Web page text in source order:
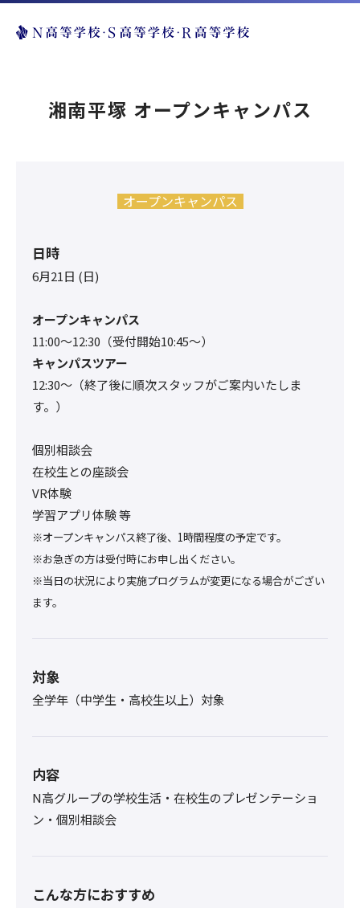
湘南平塚 オープンキャンパス
オープンキャンパス
日時
6月21日 (日)
オープンキャンパス
11:00〜12:30（受付開始10:45～）
キャンパスツアー
12:30〜（終了後に順次スタッフがご案内いたしま
す。）
個別相談会
在校生との座談会
VR体験
学習アプリ体験 等
※オープンキャンパス終了後、1時間程度の予定です。
※お急ぎの方は受付時にお申し出ください。
※当日の状況により実施プログラムが変更になる場合がござい
ます。
対象
全学年（中学生・高校生以上）対象
内容
N高グループの学校生活・在校生のプレゼンテーショ
ン・個別相談会
こんな方におすすめ